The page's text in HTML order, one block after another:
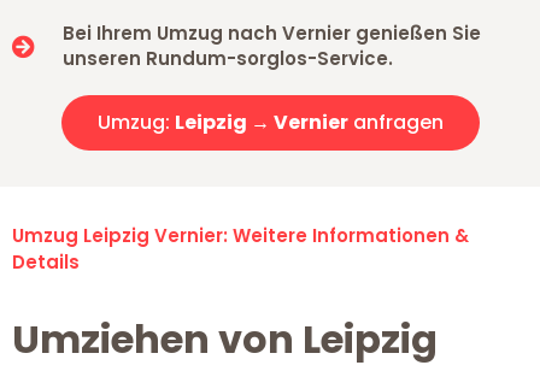
Bei Ihrem Umzug nach Vernier genießen Sie
unseren Rundum-sorglos-Service.
Umzug: Leipzig → Vernieranfragen
Umzug Leipzig Vernier: Weitere Informationen &
Details
Umziehen von Leipzig